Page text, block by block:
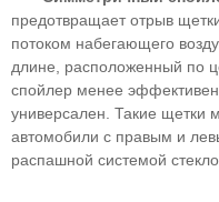
предотвращает отрыв
потоком набегающего
длине, расположенный по
спойлер менее
универсален. Такие щетки
автомобили с правым и
распашной системой